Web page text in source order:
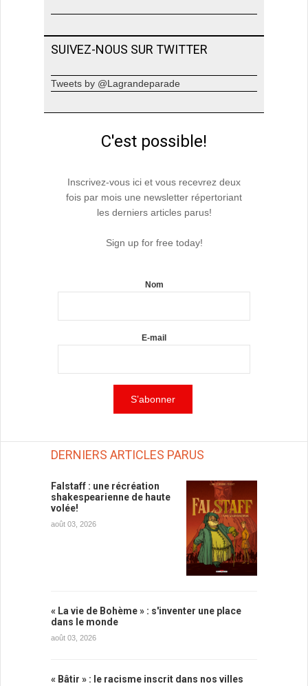
SUIVEZ-NOUS SUR TWITTER
Tweets by @Lagrandeparade
C'est possible!
Inscrivez-vous ici et vous recevrez deux
fois par mois une newsletter répertoriant
les derniers articles parus!
Sign up for free today!
Nom
E-mail
DERNIERS ARTICLES PARUS
Falstaff : une récréation
shakespearienne de haute
volée!
août 03, 2026
« La vie de Bohème » : s'inventer une place
dans le monde
août 03, 2026
« Bâtir » : le racisme inscrit dans nos villes